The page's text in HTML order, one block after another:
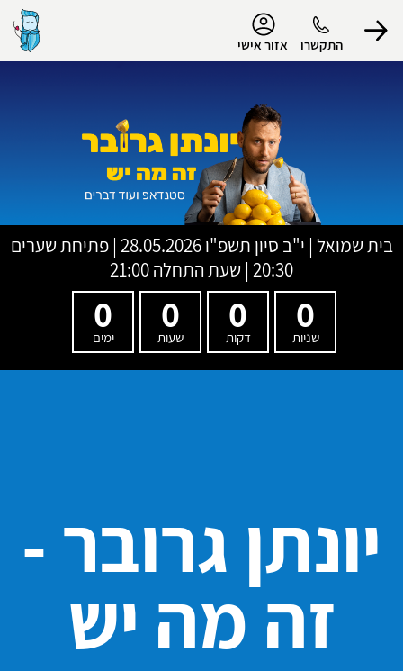
התקשרו אזור אישי
הפרופיל שלי
התנתק
בית שמואל | י"ב סיון תשפ"ו
28.05.2026 | פתיחת שערים
20:30 | שעת התחלה 21:00
0
שניות
0
דקות
0
שעות
0
ימים
יונתן גרובר -
זה מה יש